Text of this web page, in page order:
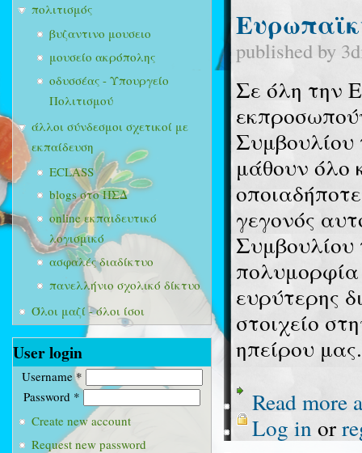
πολιτισμός
βυζαντινο μουσειο
μουσείο ακρόπολης
οδυσσέας - Υπουργείο
Πολιτισμού
άλλοι σύνδεσμοι σχετικοί με
εκπαίδευση
ECLASS
blogs στο ΠΣΔ
online εκπαιδευτικό
λογισμικό
ασφαλές διαδίκτυο
πανελλήνιο σχολικό δίκτυο
Όλοι μαζί - όλοι ίσοι
User login
Username*
Password *
Create new account
Request new password
published by
Σε όλη την
Συμβουλίου
μάθουν όλο
γεγονός
Συμβουλίου
πολυμορφία
ευρύτερης
στοιχείο
ηπείρου μας.
Read more
Log in or